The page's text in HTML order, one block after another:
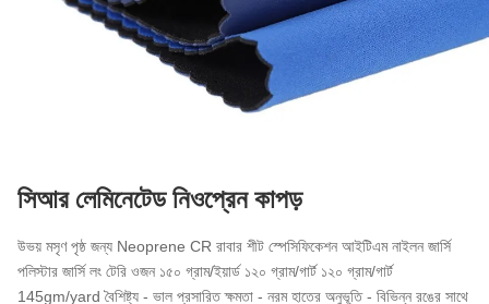
সিআর লেমিনেটেড নিওপ্রেন কাপড়
উভয় মসৃণ পৃষ্ঠ জন্য Neoprene CR রাবার শীট স্পেসিফিকেশন আইটিএম নাইলন জার্সি
পলিস্টার জার্সি লং টেরি ওজন ১৫০ গ্রাম/ইয়ার্ড ১২০ গ্রাম/গার্ট ১২০ গ্রাম/গার্ট
145gm/yard বৈশিষ্ট্য - ভাল প্রসারিত ক্ষমতা - নরম হাতের অনুভূতি - বিভিন্ন রঙের সাথে